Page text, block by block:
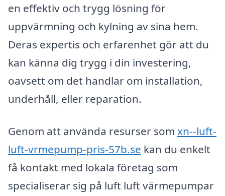
en effektiv och trygg lösning för
uppvärmning och kylning av sina hem.
Deras expertis och erfarenhet gör att du
kan känna dig trygg i din investering,
oavsett om det handlar om installation,
underhåll, eller reparation.
Genom att använda resurser som xn--luft-
luft-vrmepump-pris-57b.se kan du enkelt
få kontakt med lokala företag som
specialiserar sig på luft luft värmepumpar